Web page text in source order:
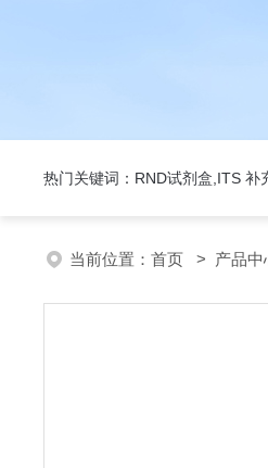
热门关键词：RND试剂盒,ITS
当前位置： 首页 > 产品中